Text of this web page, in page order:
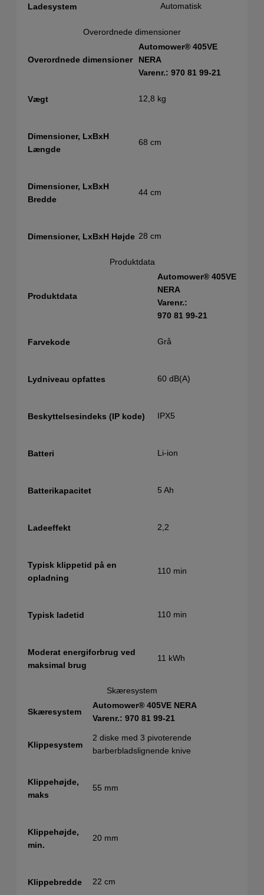
Ladesystem Automatisk
Overordnede dimensioner
Overordnede dimensioner
Automower® 405VE
NERA
Varenr.: 970 81 99‑21
Vægt 12,8 kg
Dimensioner, LxBxH
Længde
68 cm
Dimensioner, LxBxH
Bredde
44 cm
Dimensioner, LxBxH Højde 28 cm
Produktdata
Produktdata
Automower® 405VE
NERA
Varenr.:
970 81 99‑21
Farvekode Grå
Lydniveau opfattes 60 dB(A)
Beskyttelsesindeks (IP kode) IPX5
Batteri Li-ion
Batterikapacitet 5 Ah
Ladeeffekt 2,2
Typisk klippetid på en
opladning
110 min
Typisk ladetid 110 min
Moderat energiforbrug ved
maksimal brug
11 kWh
Skæresystem
Skæresystem
Automower® 405VE NERA
Varenr.: 970 81 99‑21
Klippesystem
2 diske med 3 pivoterende
barberbladslignende knive
Klippehøjde,
maks
55 mm
Klippehøjde,
min.
20 mm
Klippebredde 22 cm